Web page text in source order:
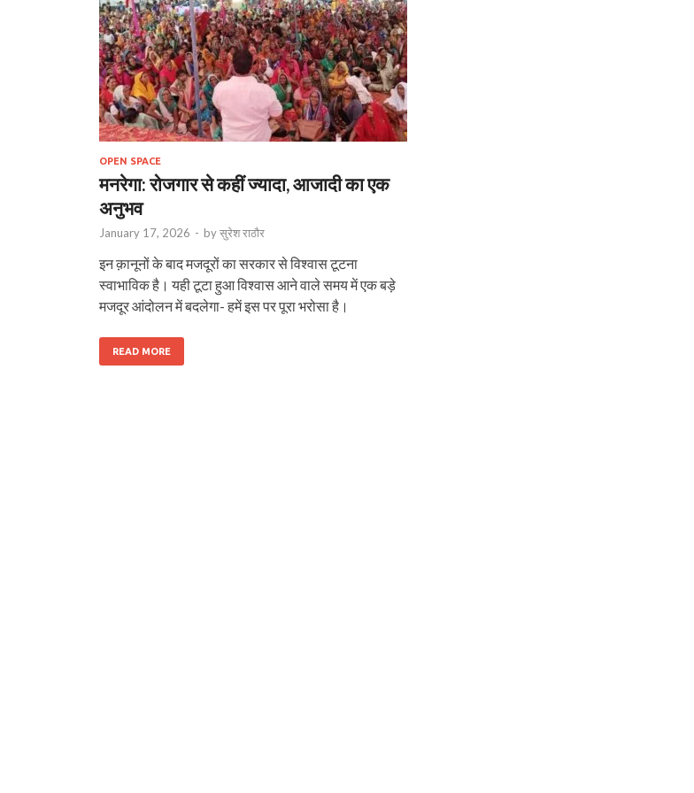
OPEN SPACE
मनरेगा: रोजगार से कहीं ज्यादा, आजादी का एक
अनुभव
January 17, 2026 - byसुरेश राठौर
इन क़ानूनों के बाद मजदूरों का सरकार से विश्वास टूटना
स्वाभाविक है। यही टूटा हुआ विश्वास आने वाले समय में एक बड़े
मजदूर आंदोलन में बदलेगा- हमें इस पर पूरा भरोसा है।
READ MORE